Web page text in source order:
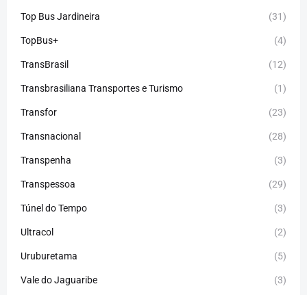
Top Bus Jardineira (31)
TopBus+ (4)
TransBrasil (12)
Transbrasiliana Transportes e Turismo (1)
Transfor (23)
Transnacional (28)
Transpenha (3)
Transpessoa (29)
Túnel do Tempo (3)
Ultracol (2)
Uruburetama (5)
Vale do Jaguaribe (3)